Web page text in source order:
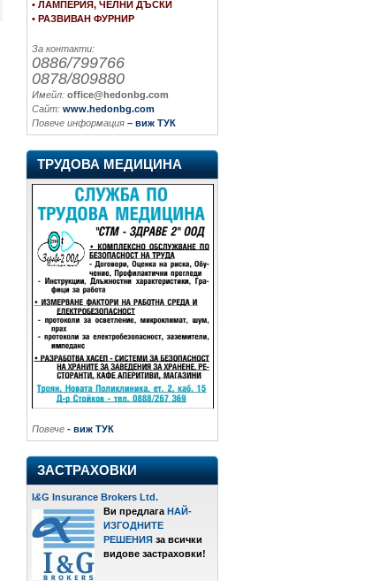
• ЛАМПЕРИЯ, ЧЕЛНИ ДЪСКИ
• РАЗВИВАН ФУРНИР
За контакти:
0886/799766
0878/809880
Имейл: office@hedonbg.com
Сайт: www.hedonbg.com
Повече информация – виж ТУК
ТРУДОВА МЕДИЦИНА
Повече - виж ТУК
ЗАСТРАХОВКИ
I&G Insurance Brokers Ltd.
Ви предлага НАЙ-
ИЗГОДНИТЕ
РЕШЕНИЯ за всички
видове застраховки!